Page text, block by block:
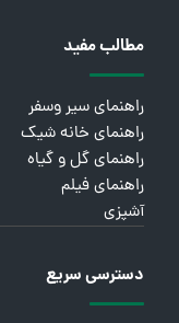
مطالب مفید
راهنمای سیر وسفر
راهنمای خانه شیک
راهنمای گل و گیاه
راهنمای فیلم
آشپزی
دسترسی سریع